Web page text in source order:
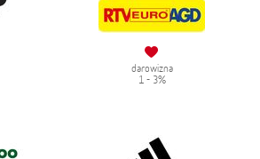
darowizna
1 - 3%